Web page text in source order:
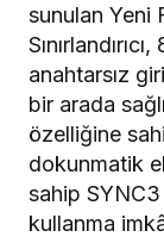
sunulan Yeni
anahtarsız
bir arada
özelliğine
dokunmatik
sahip
kullanma